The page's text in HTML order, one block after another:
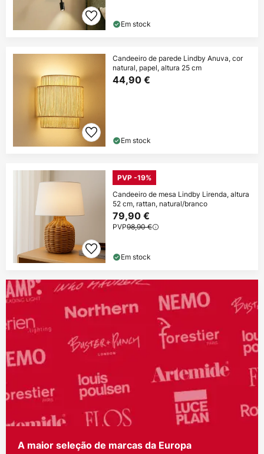
Em stock
Candeeiro de parede Lindby Anuva, cor
natural, papel, altura 25 cm
44,90 €
Em stock
PVP -19%
Candeeiro de mesa Lindby Lirenda, altura
52 cm, rattan, natural/branco
79,90 €
PVP98,90 €
Em stock
A maior seleção de marcas da Europa